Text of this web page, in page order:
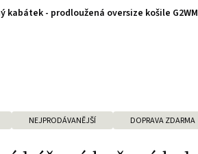
kabátek - prodloužená oversize košile
NEJPRODÁVANĚJŠÍ DOPRAVA ZDARMA